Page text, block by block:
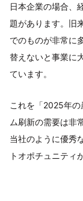
日本企業の場合、
題があります。旧
でのものが非常に
替えないと事業に
ています。
これを「2025年
ム刷新の需要は非
当社のように優秀
トオポチュニティ